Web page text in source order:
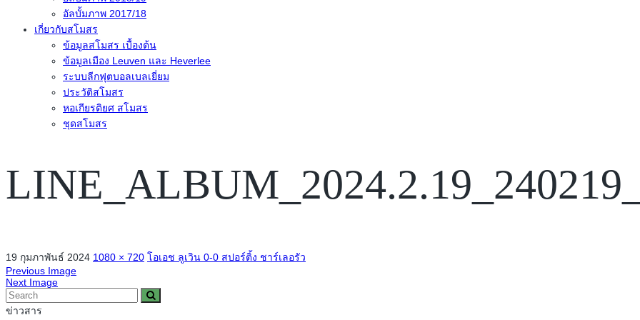
อัลบั้มภาพ 2017/18
เกี่ยวกับสโมสร
ข้อมูลสโมสร เบื้องต้น
ข้อมูลเมือง Leuven และ Heverlee
ระบบลีกฟุตบอลเบลเยี่ยม
ประวัติสโมสร
หอเกียรติยศ สโมสร
ชุดสโมสร
19 กุมภาพันธ์ 2024 1080 × 720 โอเอช ลูเวิน 0-0 สปอร์ติ้ง ชาร์เลอรัว
Previous Image
Next Image
ข่าวสาร